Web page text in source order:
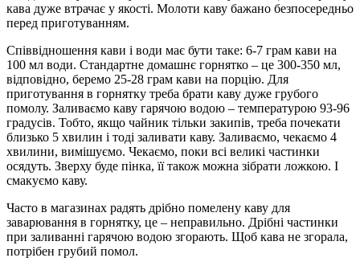
кава дуже втрачає у якості. Молоти каву бажано безпосередньо
перед приготуванням.
Співвідношення кави і води має бути таке: 6-7 грам кави на
100 мл води. Стандартне домашнє горнятко – це 300-350 мл,
відповідно, беремо 25-28 грам кави на порцію. Для
приготування в горнятку треба брати каву дуже грубого
помолу. Заливаємо каву гарячою водою – температурою 93-96
градусів. Тобто, якщо чайник тільки закипів, треба почекати
близько 5 хвилин і тоді заливати каву. Заливаємо, чекаємо 4
хвилини, вимішуємо. Чекаємо, поки всі великі частинки
осядуть. Зверху буде пінка, її також можна зібрати ложкою. І
смакуємо каву.
Часто в магазинах радять дрібно помелену каву для
заварювання в горнятку, це – неправильно. Дрібні частинки
при заливанні гарячою водою згорають. Щоб кава не згорала,
потрібен грубий помол.